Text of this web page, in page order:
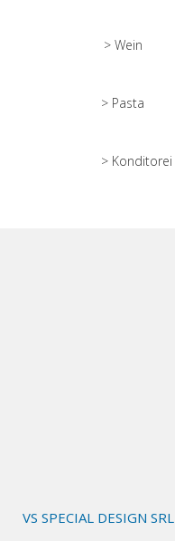
> Wein
> Pasta
> Konditorei
VS SPECIAL DESIGN SRL